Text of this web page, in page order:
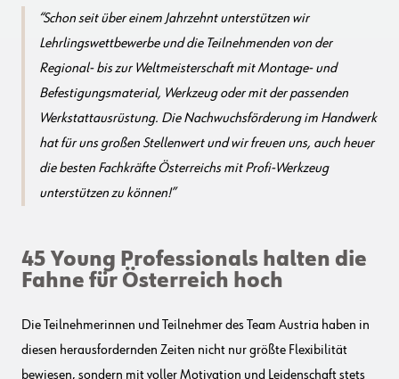
Schon seit über einem Jahrzehnt unterstützen wir
Lehrlingswettbewerbe und die Teilnehmenden von der
Regional- bis zur Weltmeisterschaft mit Montage- und
Befestigungsmaterial, Werkzeug oder mit der passenden
Werkstattausrüstung. Die Nachwuchsförderung im Handwerk
hat für uns großen Stellenwert und wir freuen uns, auch heuer
die besten Fachkräfte Österreichs mit Profi-Werkzeug
unterstützen zu können!
45 Young Professionals halten die
Fahne für Österreich hoch
Die Teilnehmerinnen und Teilnehmer des Team Austria haben in
diesen herausfordernden Zeiten nicht nur größte Flexibilität
bewiesen, sondern mit voller Motivation und Leidenschaft stets